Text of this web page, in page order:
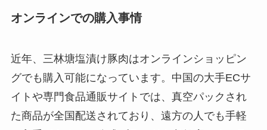
オンラインでの購入事情
近年、三林塘塩漬け豚肉はオンラインショッピン
グでも購入可能になっています。中国の大手ECサ
イトや専門食品通販サイトでは、真空パックされ
た商品が全国配送されており、遠方の人でも手軽